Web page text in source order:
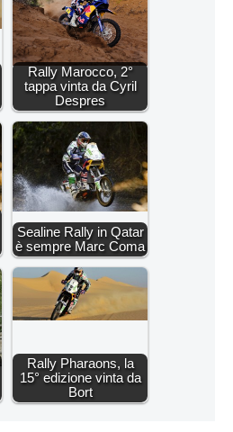
Rally Marocco, 2°
tappa vinta da Cyril
Despres
Sealine Rally in Qatar
è sempre Marc Coma
Rally Pharaons, la
15° edizione vinta da
Bort